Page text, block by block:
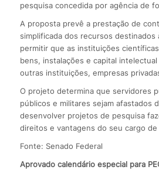
pesquisa concedida por agência de
A proposta prevê a prestação de
simplificada dos recursos destinados
permitir que as instituições
bens, instalações e capital
outras instituições, empresas
O projeto determina que servidores
públicos e militares sejam afastados
desenvolver projetos de pesquisa
direitos e vantagens do seu cargo de
Fonte: Senado Federal
Aprovado calendário especial para